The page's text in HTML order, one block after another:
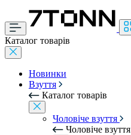
Каталог товарів
Новинки
Взуття
Каталог товарів
Чоловіче взуття
Чоловіче взуття